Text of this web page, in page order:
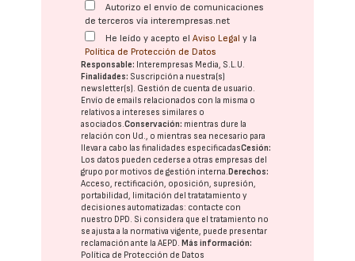
Autorizo el envío de comunicaciones
de terceros vía interempresas.net
He leído y acepto elAviso Legal y la
Política de Protección de Datos
Responsable: Interempresas Media, S.L.U.
Finalidades: Suscripción a nuestra(s)
newsletter(s). Gestión de cuenta de usuario.
Envío de emails relacionados con la misma o
relativos a intereses similares o
asociados.Conservación: mientras dure la
relación con Ud., o mientras sea necesario para
llevar a cabo las finalidades especificadasCesión:
Los datos pueden cederse a otras empresas del
grupo por motivos de gestión interna.Derechos:
Acceso, rectificación, oposición, supresión,
portabilidad, limitación del tratatamiento y
decisiones automatizadas: contacte con
nuestro DPD. Si considera que el tratamiento no
se ajusta a la normativa vigente, puede presentar
reclamación ante laAEPD.Más información:
Política de Protección de Datos